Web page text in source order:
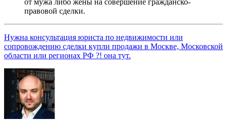
от мужа либо жены на совершение гражданско-
правовой сделки.
Нужна консультация юриста по недвижимости или
сопровождению сделки купли продажи в Москве, Московской
области или регионах РФ ?! она тут.